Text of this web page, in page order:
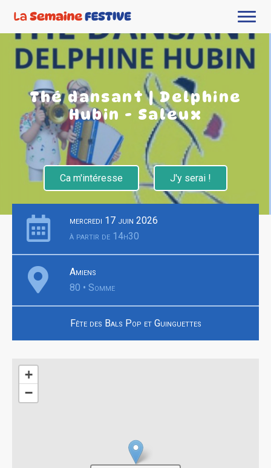
Thé dansant | Delphine
Hubin - Saleux
Ca m'intéresse J'y serai !
mercredi 17 juin 2026
à partir de 14h30
Amiens
80 • Somme
Fête des Bals Pop et Guinguettes
+
−